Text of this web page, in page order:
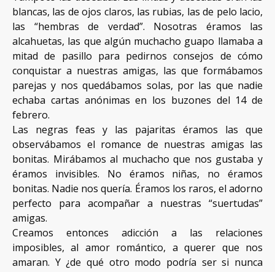
blancas, las de ojos claros, las rubias, las de pelo lacio,
las “hembras de verdad”. Nosotras éramos las
alcahuetas, las que algún muchacho guapo llamaba a
mitad de pasillo para pedirnos consejos de cómo
conquistar a nuestras amigas, las que formábamos
parejas y nos quedábamos solas, por las que nadie
echaba cartas anónimas en los buzones del 14 de
febrero.
Las negras feas y las pajaritas éramos las que
observábamos el romance de nuestras amigas las
bonitas. Mirábamos al muchacho que nos gustaba y
éramos invisibles. No éramos niñas, no éramos
bonitas. Nadie nos quería. Éramos los raros, el adorno
perfecto para acompañar a nuestras “suertudas”
amigas.
Creamos entonces adicción a las relaciones
imposibles, al amor romántico, a querer que nos
amaran. Y ¿de qué otro modo podría ser si nunca